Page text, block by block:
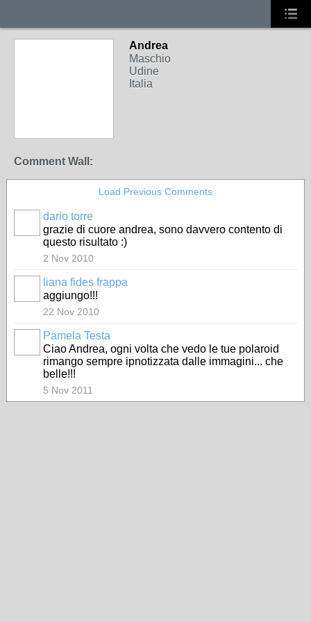
Andrea
Maschio
Udine
Italia
Comment Wall:
Load Previous Comments
dario torre
grazie di cuore andrea, sono davvero contento di
questo risultato :)
2 Nov 2010
liana fides frappa
aggiungo!!!
22 Nov 2010
Pamela Testa
Ciao Andrea, ogni volta che vedo le tue polaroid
rimango sempre ipnotizzata dalle immagini... che
belle!!!
5 Nov 2011